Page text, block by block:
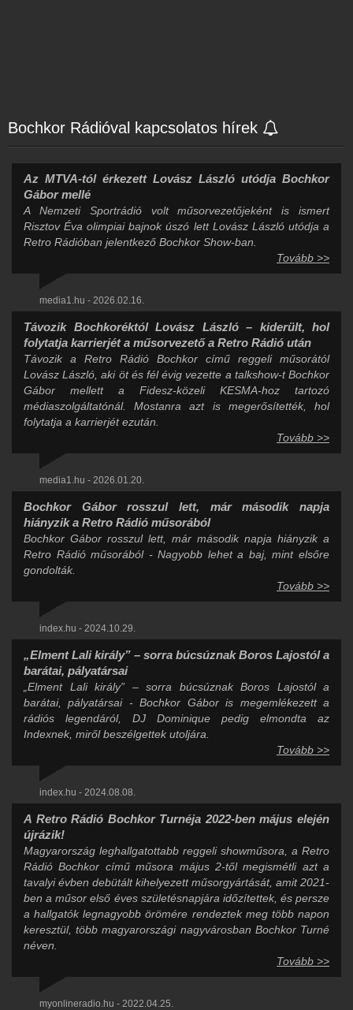
Bochkor Rádióval kapcsolatos hírek
Az MTVA-tól érkezett Lovász László utódja Bochkor
Gábor mellé
A Nemzeti Sportrádió volt műsorvezetőjeként is ismert
Risztov Éva olimpiai bajnok úszó lett Lovász László utódja a
Retro Rádióban jelentkező Bochkor Show-ban.
Tovább >>
media1.hu - 2026.02.16.
Távozik Bochkoréktól Lovász László – kiderült, hol
folytatja karrierjét a műsorvezető a Retro Rádió után
Távozik a Retro Rádió Bochkor című reggeli műsorától
Lovász László, aki öt és fél évig vezette a talkshow-t Bochkor
Gábor mellett a Fidesz-közeli KESMA-hoz tartozó
médiaszolgáltatónál. Mostanra azt is megerősítették, hol
folytatja a karrierjét ezután.
Tovább >>
media1.hu - 2026.01.20.
Bochkor Gábor rosszul lett, már második napja
hiányzik a Retro Rádió műsorából
Bochkor Gábor rosszul lett, már második napja hiányzik a
Retro Rádió műsorából - Nagyobb lehet a baj, mint elsőre
gondolták.
Tovább >>
index.hu - 2024.10.29.
„Elment Lali király” – sorra búcsúznak Boros Lajostól a
barátai, pályatársai
„Elment Lali király” – sorra búcsúznak Boros Lajostól a
barátai, pályatársai - Bochkor Gábor is megemlékezett a
rádiós legendáról, DJ Dominique pedig elmondta az
Indexnek, miről beszélgettek utoljára.
Tovább >>
index.hu - 2024.08.08.
A Retro Rádió Bochkor Turnéja 2022-ben május elején
újrázik!
Magyarország leghallgatottabb reggeli showműsora, a Retro
Rádió Bochkor című műsora május 2-től megismétli azt a
tavalyi évben debütált kihelyezett műsorgyártását, amit 2021-
ben a műsor első éves születésnapjára időzítettek, és persze
a hallgatók legnagyobb örömére rendeztek meg több napon
keresztül, több magyarországi nagyvárosban Bochkor Turné
néven.
Tovább >>
myonlineradio.hu - 2022.04.25.